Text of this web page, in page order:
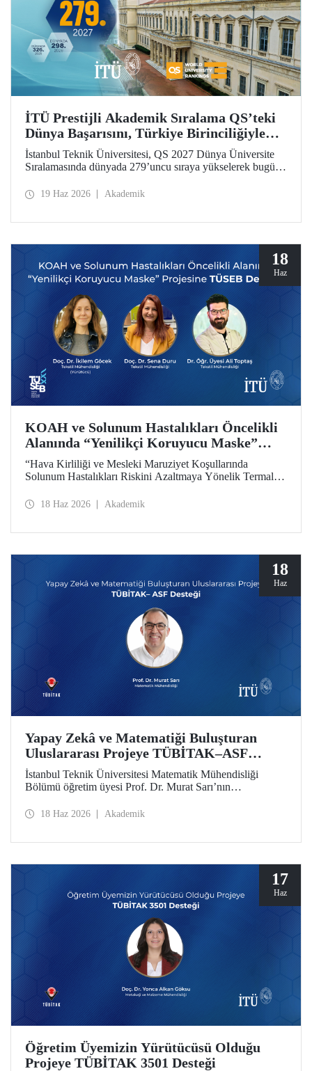
İTÜ Prestijli Akademik Sıralama QS’teki
Dünya Başarısını, Türkiye Birinciliğiyle
Taçlandırdı
İstanbul Teknik Üniversitesi, QS 2027 Dünya Üniversite
Sıralamasında dünyada 279’uncu sıraya yükselerek bugüne
sıralamaya giren 25 üniversite arasında ilk sırada yer aldı.
19 Haz 2026 Akademik
18
Haz
KOAH ve Solunum Hastalıkları Öncelikli
Alanında “Yenilikçi Koruyucu Maske”
Projesine TÜSEB Desteği
“Hava Kirliliği ve Mesleki Maruziyet Koşullarında
Solunum Hastalıkları Riskini Azaltmaya Yönelik Termal
Sisteminin Geliştirilmesi” başlıklı proje, Türkiye Sağlık
18 Haz 2026 Akademik
18
Haz
Yapay Zekâ ve Matematiği Buluşturan
Uluslararası Projeye TÜBİTAK–ASF
Desteği
İstanbul Teknik Üniversitesi Matematik Mühendisliği
Bölümü öğretim üyesi Prof. Dr. Murat Sarı’nın
matematiksel yöntemleri birleştiren uluslararası araştırma
18 Haz 2026 Akademik
17
Haz
Öğretim Üyemizin Yürütücüsü Olduğu
Projeye TÜBİTAK 3501 Desteği